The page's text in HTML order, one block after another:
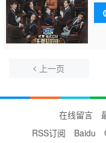
合
上一页
在线留言
RSS订阅
Baidu